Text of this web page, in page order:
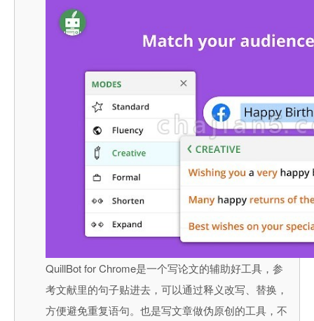
QuillBot for Chrome是一个写论文的辅助好工具，参
考文献里的句子贴进去，可以通过释义改写、替换，
方便避免重复语句。也是写文章做伪原创的工具，不